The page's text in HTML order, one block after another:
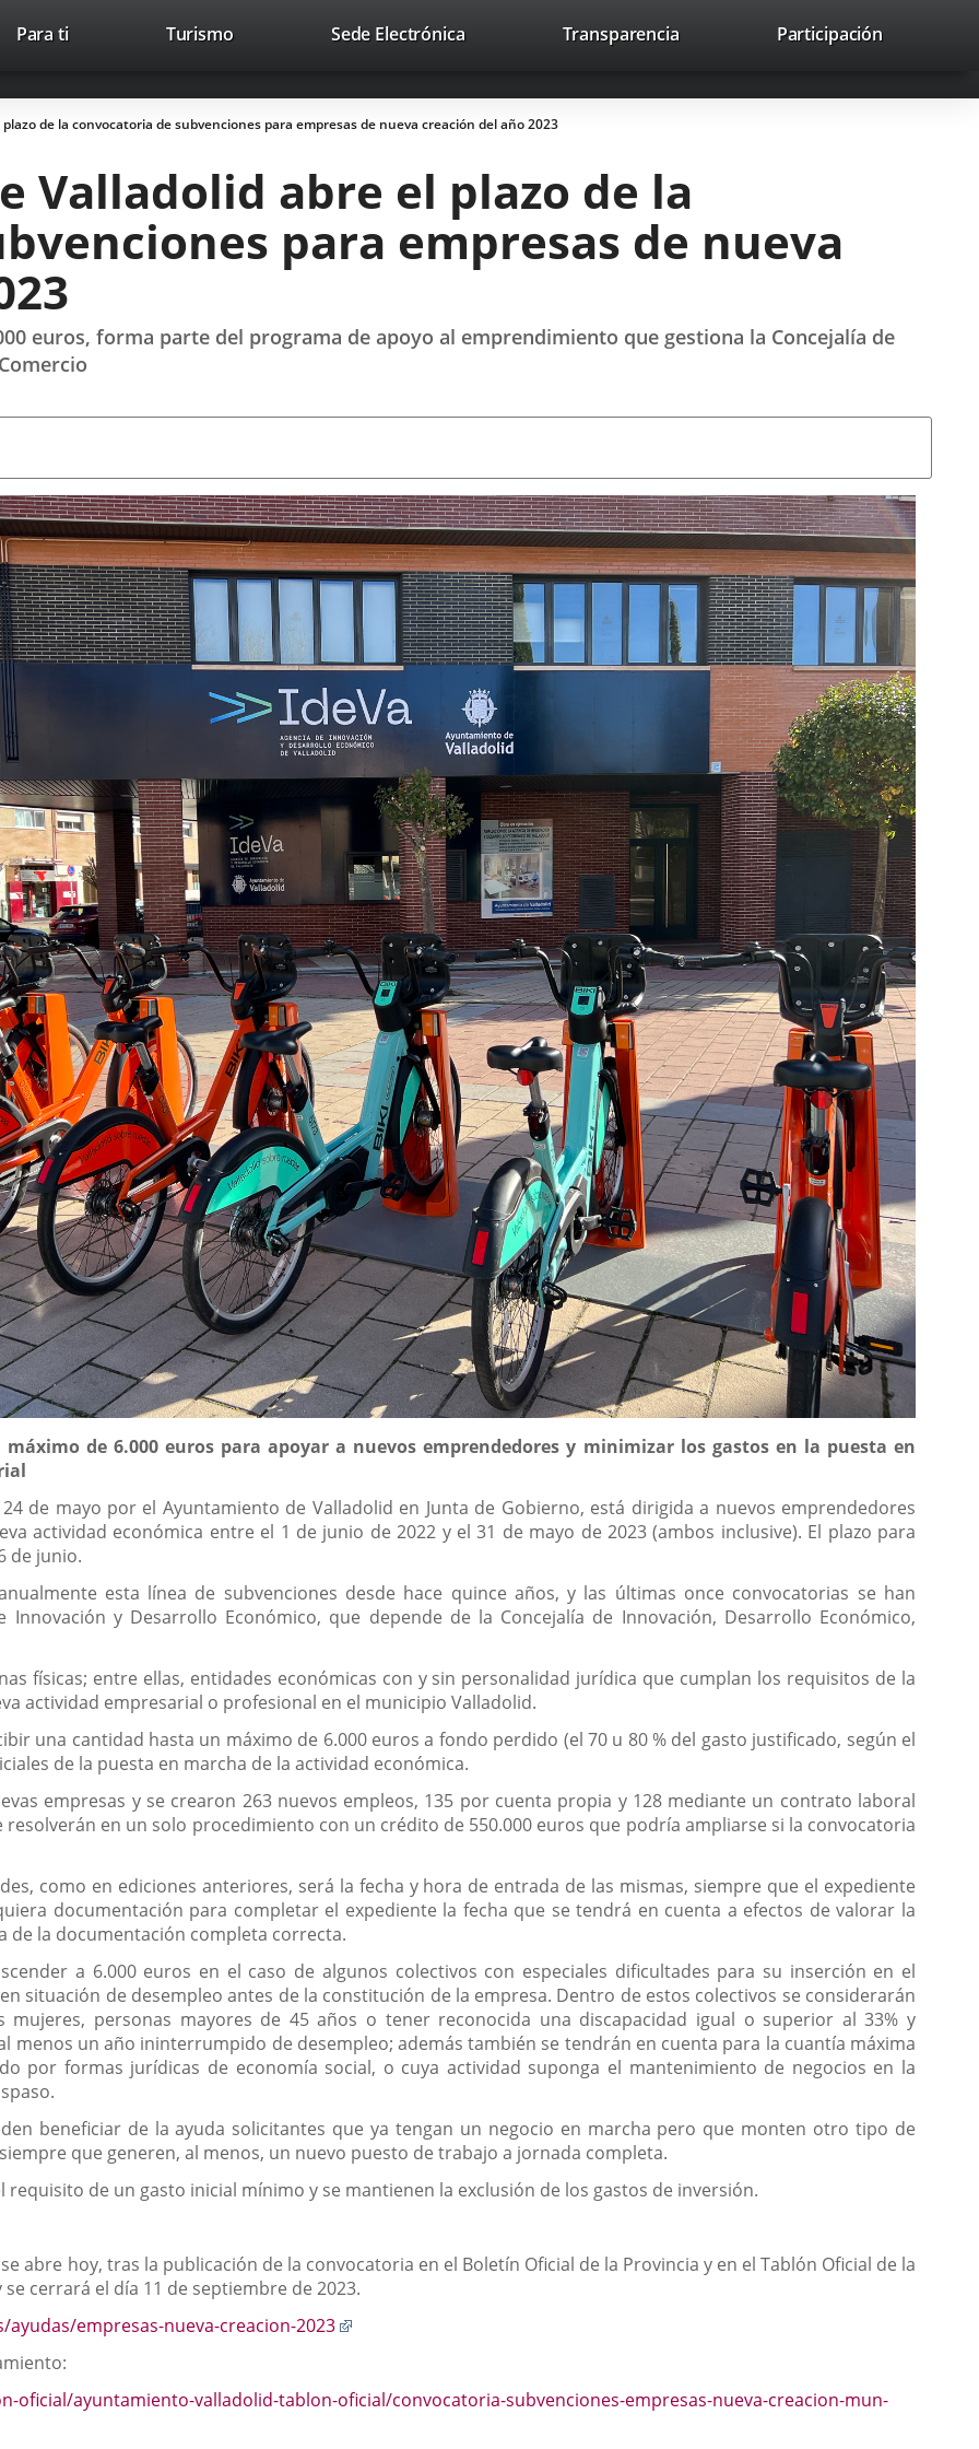
Trabaja con nosotros Contacto avaHeaderSocial
Enlace
una
aplicación
Enlace
una
Enlace
una
Recherche
Para ti TurismoEste
abrirá
en
ventana
nueva.
Sede ElectrónicaEnlace
aplicación
externa.
Transparencia Participación
de la convocatoria de subvenciones para empresas de nueva creación del año 2023
Valladolid abre el plazo de la
para empresas de nueva
euros, forma parte del programa de apoyo al emprendimiento que gestiona la Concejalía de
de 6.000 euros para apoyar a nuevos emprendedores y minimizar los gastos en la puesta en
de mayo por el Ayuntamiento de Valladolid en Junta de Gobierno, está dirigida a nuevos emprendedores
actividad económica entre el 1 de junio de 2022 y el 31 de mayo de 2023 (ambos inclusive). El plazo para
de junio.
esta línea de subvenciones desde hace quince años, y las últimas once convocatorias se han
y Desarrollo Económico, que depende de la Concejalía de Innovación, Desarrollo Económico,
físicas; entre ellas, entidades económicas con y sin personalidad jurídica que cumplan los requisitos de la
actividad empresarial o profesional en el municipio Valladolid.
una cantidad hasta un máximo de 6.000 euros a fondo perdido (el 70 u 80 % del gasto justificado, según el
de la puesta en marcha de la actividad económica.
empresas y se crearon 263 nuevos empleos, 135 por cuenta propia y 128 mediante un contrato laboral
resolverán en un solo procedimiento con un crédito de 550.000 euros que podría ampliarse si la convocatoria
como en ediciones anteriores, será la fecha y hora de entrada de las mismas, siempre que el expediente
documentación para completar el expediente la fecha que se tendrá en cuenta a efectos de valorar la
de la documentación completa correcta.
a 6.000 euros en el caso de algunos colectivos con especiales dificultades para su inserción en el
situación de desempleo antes de la constitución de la empresa. Dentro de estos colectivos se considerarán
mujeres, personas mayores de 45 años o tener reconocida una discapacidad igual o superior al 33% y
menos un año ininterrumpido de desempleo; además también se tendrán en cuenta para la cuantía máxima
por formas jurídicas de economía social, o cuya actividad suponga el mantenimiento de negocios en la
beneficiar de la ayuda solicitantes que ya tengan un negocio en marcha pero que monten otro tipo de
que generen, al menos, un nuevo puesto de trabajo a jornada completa.
requisito de un gasto inicial mínimo y se mantienen la exclusión de los gastos de inversión.
abre hoy, tras la publicación de la convocatoria en el Boletín Oficial de la Provincia y en el Tablón Oficial de la
cerrará el día 11 de septiembre de 2023.
ayudas/empresas-nueva-creacion-2023
aplicación
oficial/ayuntamiento-valladolid-tablon-oficial/convocatoria-subvenciones-empresas-nueva-creacion-mun-